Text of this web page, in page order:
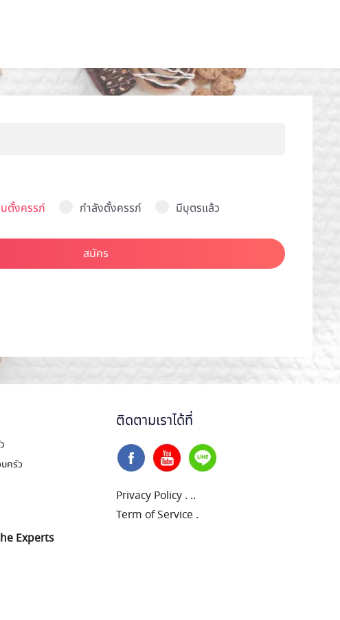
ตั้งครรภ์
กำลังตั้งครรภ์ มีบุตรแล้ว
สมัคร
ครัว
Experts
ติดตามเราได้ที่
Privacy Policy . ..
Term of Service .